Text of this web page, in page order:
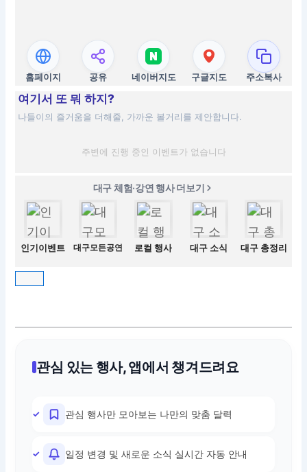
홈페이지 공유 네이버지도 구글지도 주소복사
여기서 또 뭐 하지?
나들이의 즐거움을 더해줄, 가까운 볼거리를 제안합니다.
주변에 진행 중인 이벤트가 없습니다
대구 체험·강연 행사 더보기
인기이벤트 대구모든공연 로컬 행사 대구 소식 대구 총정리
관심 있는 행사, 앱에서 챙겨드려요
관심 행사만 모아보는 나만의 맞춤 달력
일정 변경 및 새로운 소식 실시간 자동 안내